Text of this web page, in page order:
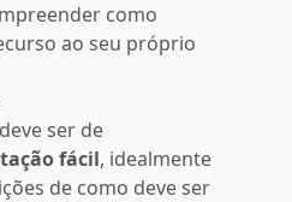
como
ao seu próprio
ser de
fácil, idealmente
de como deve ser